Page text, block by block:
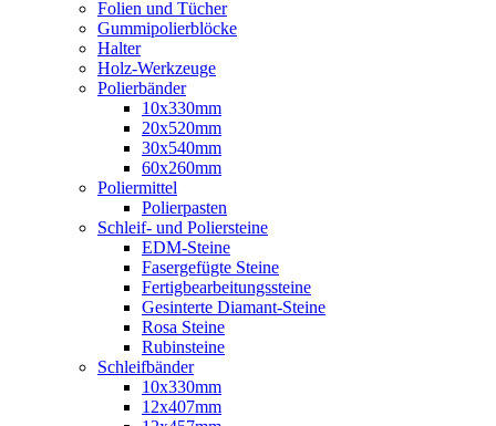
Folien und Tücher
Gummipolierblöcke
Halter
Holz-Werkzeuge
Polierbänder
10x330mm
20x520mm
30x540mm
60x260mm
Poliermittel
Polierpasten
Schleif- und Poliersteine
EDM-Steine
Fasergefügte Steine
Fertigbearbeitungssteine
Gesinterte Diamant-Steine
Rosa Steine
Rubinsteine
Schleifbänder
10x330mm
12x407mm